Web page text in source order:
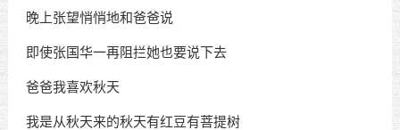
晚上张望悄悄地和爸爸说
即使张国华一再阻拦她也要说下去
爸爸我喜欢秋天
我是从秋天来的秋天有红豆有菩提树